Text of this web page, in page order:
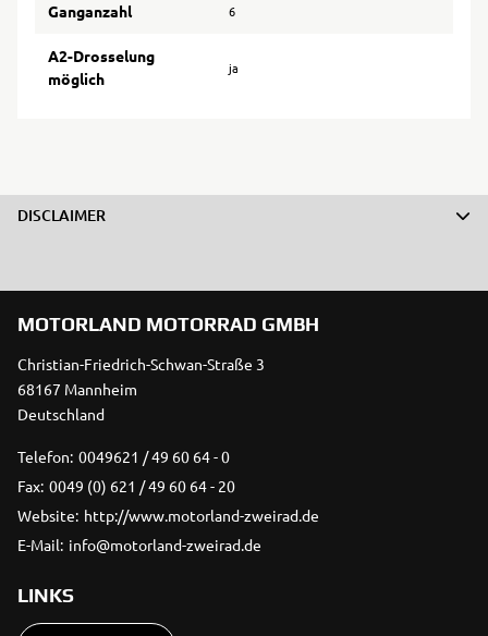
Ganganzahl 6
A2-Drosselung
möglich
ja
DISCLAIMER
MOTORLAND MOTORRAD GMBH
Christian-Friedrich-Schwan-Straße 3
68167 Mannheim
Deutschland
Telefon: 0049621 / 49 60 64 - 0
Fax: 0049 (0) 621 / 49 60 64 - 20
Website: http://www.motorland-zweirad.de
E-Mail: info@motorland-zweirad.de
LINKS